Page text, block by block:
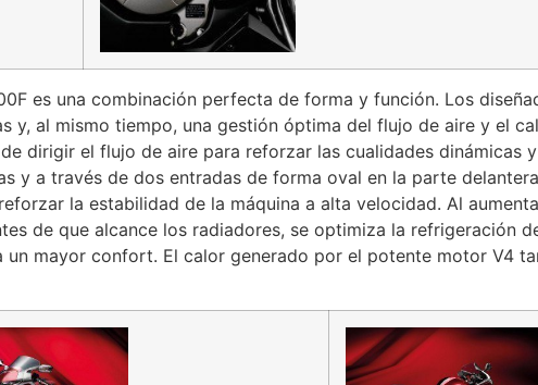
es una combinación perfecta de forma y función. Los
y, al mismo tiempo, una gestión óptima del flujo de aire y el
dirigir el flujo de aire para reforzar las cualidades dinámicas
y a través de dos entradas de forma oval en la parte
la estabilidad de la máquina a alta velocidad. Al
de que alcance los radiadores, se optimiza la refrigeración
mayor confort. El calor generado por el potente motor V4